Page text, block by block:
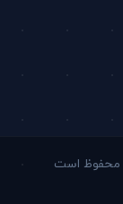
محفوظ است